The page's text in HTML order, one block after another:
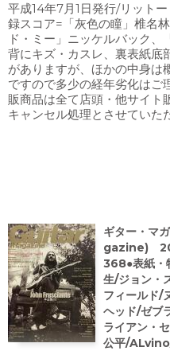
平成14年7月1日発行/リット
録スコア=「灰色の瞳」椎名
ド・ミー」ニッケルバック
背にキズ・カスレ、裏表紙底
がありますが、ほかの中身は
ですので多少の経年劣化はご
販商品は全て店頭・他サイト
キャンセル処理とさせていた
ギター・マ
gazine)
368●表紙・
生/ジョン・
フィールド/
ヘッド/ゼブ
ライアン・
公平/